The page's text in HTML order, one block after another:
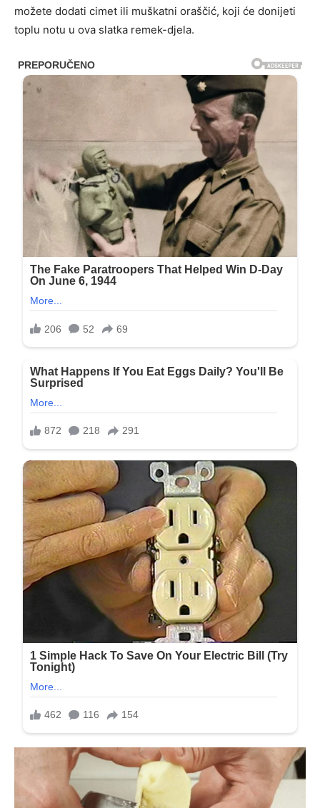
možete dodati cimet ili muškatni oraščić, koji će donijeti
toplu notu u ova slatka remek-djela.